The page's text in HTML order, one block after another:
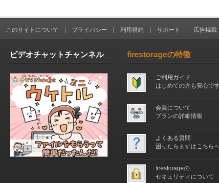
このサイトについて プライバシー 利用規約 サポート 広告掲載
ビデオチャットチャンネル firestorageの特徴
ご利用ガイド
はじめての方も安心で
会員について
プランの詳細情報
よくある質問
困ったらまずはこちら
firestorageの
セキュリティについて